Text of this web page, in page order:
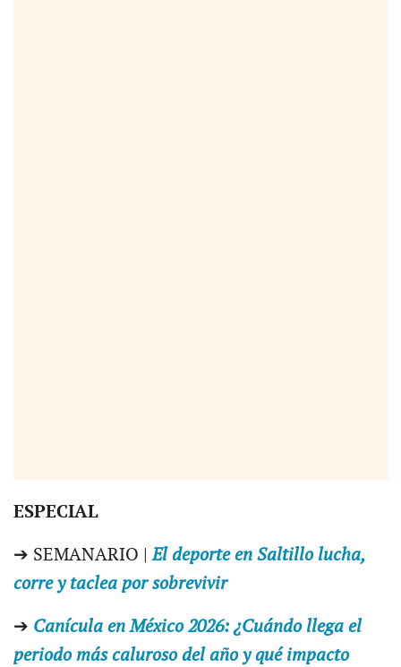
ESPECIAL
➔ SEMANARIO |El deporte en Saltillo lucha,
corre y taclea por sobrevivir
➔ Canícula en México 2026: ¿Cuándo llega el
periodo más caluroso del año y qué impacto